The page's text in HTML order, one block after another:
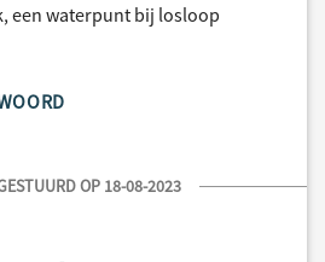
een waterpunt bij losloop
OP 18-08-2023